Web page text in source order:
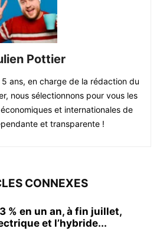
Pottier
ans, en charge de la rédaction du
nous sélectionnons pour vous les
et internationales de
et transparente !
CONNEXES
% en un an, à fin juillet,
et l’hybride...